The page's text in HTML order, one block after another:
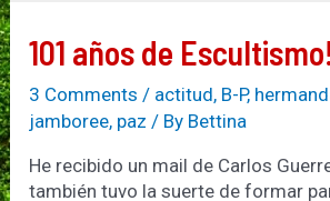
101 años de
3 Comments / actitud, B-P,
jamboree, paz / By Bettina
He recibido un mail de Carlos
también tuvo la suerte de formar